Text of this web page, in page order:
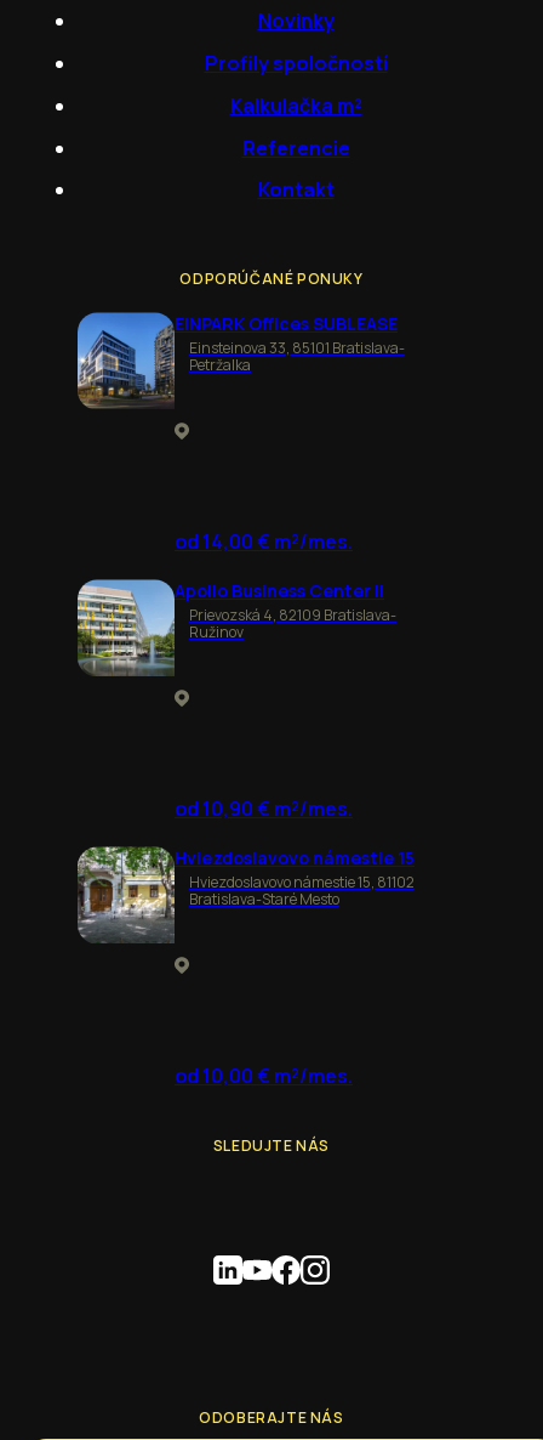
Novinky
Profily spoločností
Kalkulačka m²
Referencie
Kontakt
ODPORÚČANÉ PONUKY
EINPARK Offices SUBLEASE
Einsteinova 33, 85101 Bratislava-
Petržalka
od 14,00 € m²/mes.
Apollo Business Center II
Prievozská 4, 82109 Bratislava-
Ružinov
od 10,90 € m²/mes.
Hviezdoslavovo námestie 15
Hviezdoslavovo námestie 15, 81102
Bratislava-Staré Mesto
od 10,00 € m²/mes.
SLEDUJTE NÁS
ODOBERAJTE NÁS